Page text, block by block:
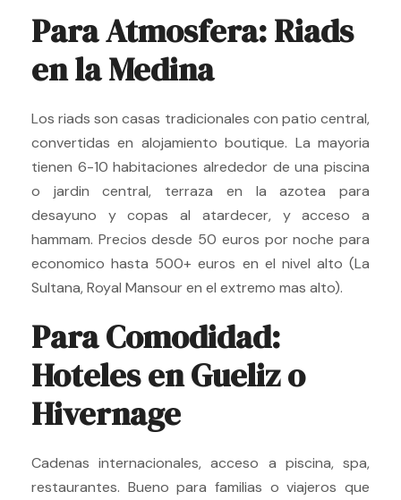
Para Atmosfera: Riads
en la Medina
Los riads son casas tradicionales con patio central,
convertidas en alojamiento boutique. La mayoria
tienen 6-10 habitaciones alrededor de una piscina
o jardin central, terraza en la azotea para
desayuno y copas al atardecer, y acceso a
hammam. Precios desde 50 euros por noche para
economico hasta 500+ euros en el nivel alto (La
Sultana, Royal Mansour en el extremo mas alto).
Para Comodidad:
Hoteles en Gueliz o
Hivernage
Cadenas internacionales, acceso a piscina, spa,
restaurantes. Bueno para familias o viajeros que